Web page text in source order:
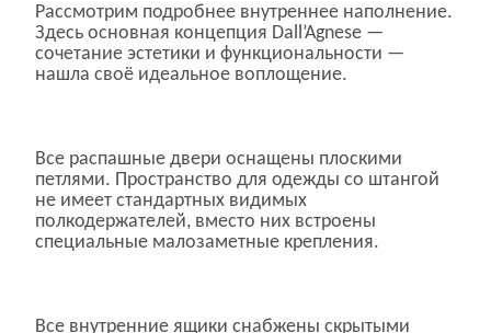
Рассмотрим подробнее внутреннее наполнение.
Здесь основная концепция Dall’Agnese —
сочетание эстетики и функциональности —
нашла своё идеальное воплощение.
Все распашные двери оснащены плоскими
петлями. Пространство для одежды со штангой
не имеет стандартных видимых
полкодержателей, вместо них встроены
специальные малозаметные крепления.
Все внутренние ящики снабжены скрытыми